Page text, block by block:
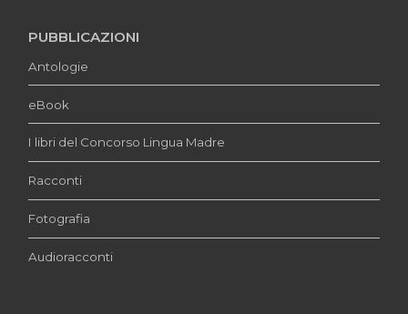
PUBBLICAZIONI
Antologie
eBook
I libri del Concorso Lingua Madre
Racconti
Fotografia
Audioracconti